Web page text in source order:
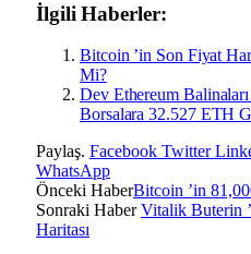
İlgili Haberler:
Bitcoin ’in Son Fiyat
Mi?
Dev Ethereum Balinaları
Borsalara 32.527 ETH
Paylaş. Facebook Twitter
WhatsApp
Önceki HaberBitcoin ’in
Sonraki HaberVitalik Buterin
Haritası